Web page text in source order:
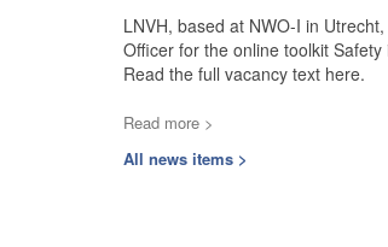
LNVH, based at NWO-I in
Officer for the online toolkit
Read the full vacancy text here.
Read more >
All news items >